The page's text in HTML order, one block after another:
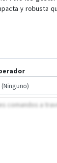
y robusta
comandos a